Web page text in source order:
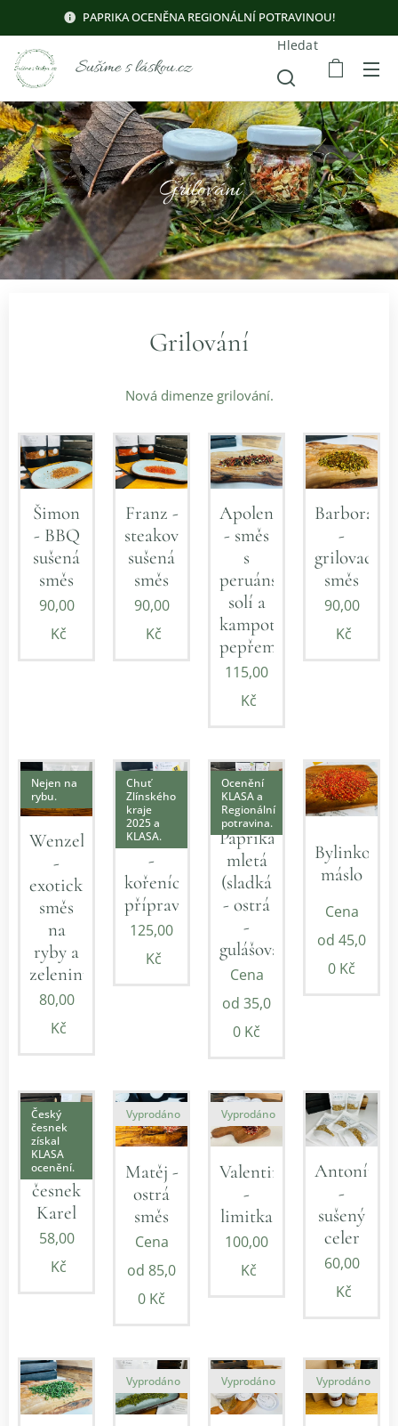
PAPRIKA OCENĚNA REGIONÁLNÍ POTRAVINOU!
Sušíme s láskou.cz
Hledat
Grilování
Grilování
Nová dimenze grilování.
Šimon
- BBQ
sušená
směs
90,00
Kč
Franz -
steaková
sušená
směs
90,00
Kč
Apolena
- směs
s
peruánskou
solí a
kampotským
pepřem
115,00
Kč
Barbora
-
grilovací
směs
90,00
Kč
Wenzel
-
exotická
směs
na
ryby a
zeleninu
Nejen na
rybu.
80,00
Kč
Veronica
-
kořenící
přípravek
Chuť
Zlínského
kraje
2025 a
KLASA.
125,00
Kč
Paprika
mletá
(sladká
- ostrá
-
gulášová)
Ocenění
KLASA a
Regionální
potravina.
Cena
od 35,0
0 Kč
Bylinkové
máslo
Cena
od 45,0
0 Kč
Sušený
česnek
Karel
Český
česnek
získal
KLASA
ocenění.
58,00
Kč
Matěj -
ostrá
směs
Vyprodáno
Cena
od 85,0
0 Kč
Valentin
-
limitka
Vyprodáno
100,00
Kč
Antonín
-
sušený
celer
60,00
Kč
Vyprodáno Vyprodáno Vyprodáno